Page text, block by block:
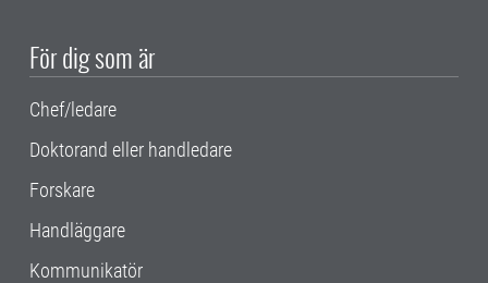
För dig som är
Chef/ledare
Doktorand eller handledare
Forskare
Handläggare
Kommunikatör